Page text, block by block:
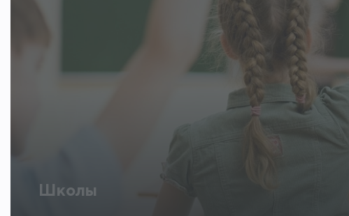
берегах живописного озера обустроены
В охраняемом КП есть всё необходимое:
школа, медицинская клиника, кафе,
В непосредственной близости доступна
Школы